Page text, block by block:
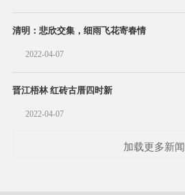
清明：悲欣交集，细雨飞花寄春情
2022-04-07
晋江梧林 红砖古厝四时新
2022-04-07
加载更多新闻